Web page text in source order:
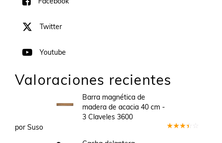
Twitter
Youtube
Valoraciones recientes
Barra magnética de
madera de acacia 40 cm -
3 Claveles 3600
por Suso